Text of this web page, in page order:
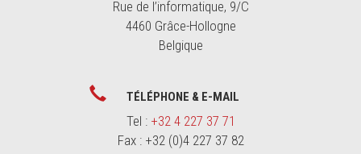
Rue de l’informatique, 9/C
4460 Grâce-Hollogne
Belgique
TÉLÉPHONE & E-MAIL
Tel : +32 4 227 37 71
Fax : +32 (0)4 227 37 82